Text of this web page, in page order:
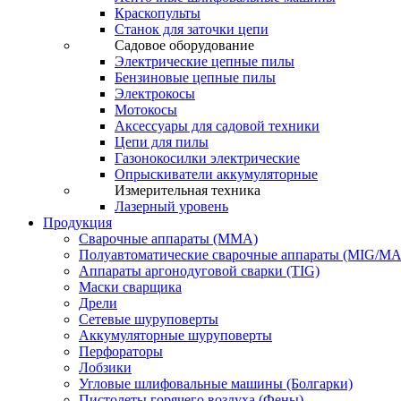
Краскопульты
Станок для заточки цепи
Садовое оборудование
Электрические цепные пилы
Бензиновые цепные пилы
Электрокосы
Мотокосы
Аксессуары для садовой техники
Цепи для пилы
Газонокосилки электрические
Опрыскиватели аккумуляторные
Измерительная техника
Лазерный уровень
Продукция
Сварочные аппараты (ММА)
Полуавтоматические сварочные аппараты (MIG/
Аппараты аргонодуговой сварки (TIG)
Маски сварщика
Дрели
Сетевые шуруповерты
Аккумуляторные шуруповерты
Перфораторы
Лобзики
Угловые шлифовальные машины (Болгарки)